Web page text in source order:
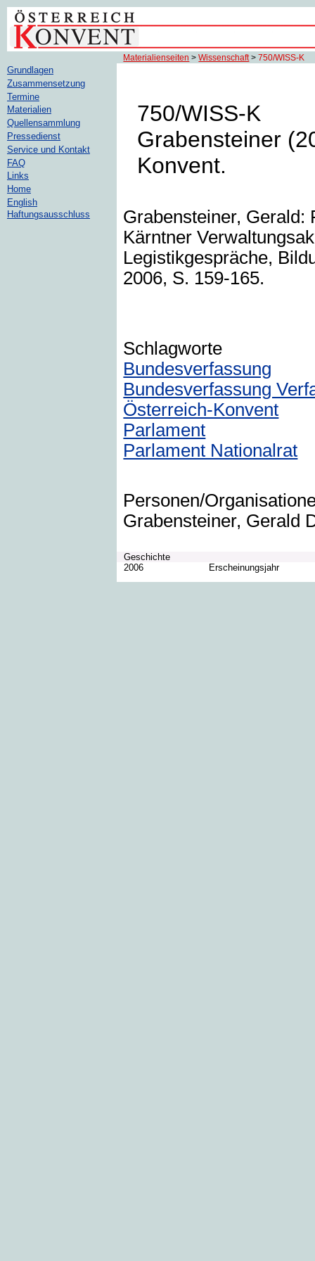
Materialienseiten >Wissenschaft >750/WISS-K
750/WISS-K
Grabensteiner
Konvent.
Grabensteiner, Gerald:
Kärntner
Legistikgespräche,
2006, S. 159-165.
Schlagworte
Bundesverfassung
Bundesverfassung
Österreich-Konvent
Parlament
Parlament Nationalrat
Personen/
Grabensteiner, Gerald
Geschichte
2006
Erscheinungsjahr
Grundlagen
Zusammensetzung
Termine
Materialien
Quellensammlung
Pressedienst
Service und Kontakt
FAQ
Links
Home
English
Haftungsausschluss